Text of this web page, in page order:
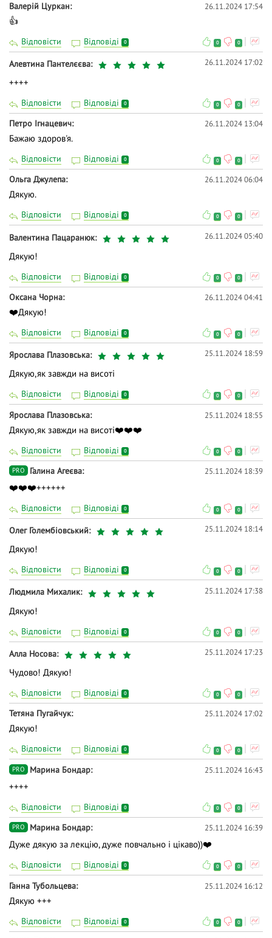
Валерій Цуркан 26.11.2024 17:54
👍
Відповісти Відповіді 0 0 0
Алевтина Пантелєєва 26.11.2024 17:02
++++
Відповісти Відповіді 0 0 0
Петро Ігнацевич 26.11.2024 13:04
Бажаю здоров'я.
Відповісти Відповіді 0 0 0
Ольга Джулепа 26.11.2024 06:04
Дякую.
Відповісти Відповіді 0 0 0
Валентина Пацаранюк 26.11.2024 05:40
Дякую!
Відповісти Відповіді 0 0 0
Оксана Чорна 26.11.2024 04:41
❤️Дякую!
Відповісти Відповіді 0 0 0
Ярослава Плазовська 25.11.2024 18:59
Дякую,як завжди на висоті
Відповісти Відповіді 0 0 0
Ярослава Плазовська 25.11.2024 18:55
Дякую,як завжди на висоті❤️❤️❤️
Відповісти Відповіді 0 0 0
PRO Галина Агеєва 25.11.2024 18:39
❤️❤️❤️++++++
Відповісти Відповіді 0 0 0
Олег Голембіовський 25.11.2024 18:14
Дякую!
Відповісти Відповіді 0 0 0
Людмила Михалик 25.11.2024 17:38
Дякую!
Відповісти Відповіді 0 0 0
Алла Носова 25.11.2024 17:23
Чудово! Дякую!
Відповісти Відповіді 0 0 0
Тетяна Пугайчук 25.11.2024 17:02
Дякую!
Відповісти Відповіді 0 0 0
PRO Марина Бондар 25.11.2024 16:43
++++
Відповісти Відповіді 0 0 0
PRO Марина Бондар 25.11.2024 16:39
Дуже дякую за лекцію, дуже повчально і цікаво))❤️
Відповісти Відповіді 0 0 0
Ганна Тубольцева 25.11.2024 16:12
Дякую +++
Відповісти Відповіді 0 0 0